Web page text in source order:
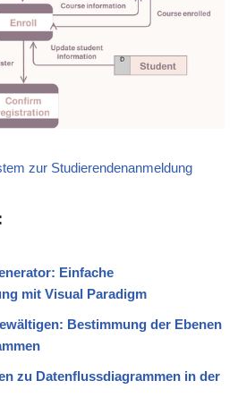
zur Studierendenanmeldung
Einfache
mit Visual Paradigm
Bestimmung der Ebenen
zu Datenflussdiagrammen in der